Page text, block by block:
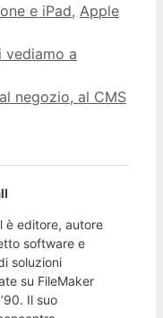
e iPad, Apple
vediamo a
negozio, al CMS
è editore, autore
software e
soluzioni
su FileMaker
Il suo